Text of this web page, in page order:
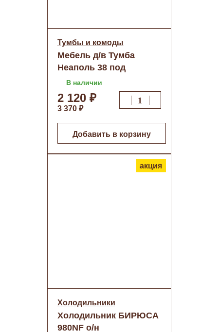
Тумбы и комоды
Мебель д/в Тумба
Неаполь 38 под
стир.машину (Графит
софт/1 дв.) петли
Справа о/н 38х85х42
В наличии
2 120 ₽
3 370 ₽
Добавить в корзину
акция
Холодильники
Холодильник БИРЮСА
980NF о/н